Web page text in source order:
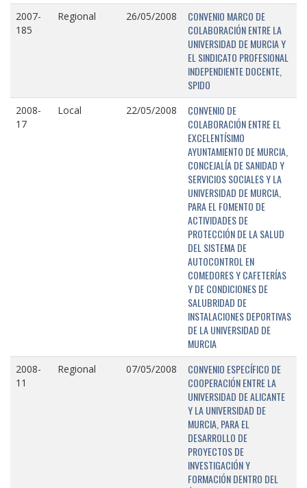
2007-
185
Regional 26/05/2008
CONVENIO MARCO DE
COLABORACIÓN ENTRE LA
UNIVERSIDAD DE MURCIA Y
EL SINDICATO PROFESIONAL
INDEPENDIENTE DOCENTE,
SPIDO
2008-
17
Local 22/05/2008
CONVENIO DE
COLABORACIÓN ENTRE EL
EXCELENTÍSIMO
AYUNTAMIENTO DE MURCIA,
CONCEJALÍA DE SANIDAD Y
SERVICIOS SOCIALES Y LA
UNIVERSIDAD DE MURCIA,
PARA EL FOMENTO DE
ACTIVIDADES DE
PROTECCIÓN DE LA SALUD
DEL SISTEMA DE
AUTOCONTROL EN
COMEDORES Y CAFETERÍAS
Y DE CONDICIONES DE
SALUBRIDAD DE
INSTALACIONES DEPORTIVAS
DE LA UNIVERSIDAD DE
MURCIA
2008-
11
Regional 07/05/2008
CONVENIO ESPECÍFICO DE
COOPERACIÓN ENTRE LA
UNIVERSIDAD DE ALICANTE
Y LA UNIVERSIDAD DE
MURCIA, PARA EL
DESARROLLO DE
PROYECTOS DE
INVESTIGACIÓN Y
FORMACIÓN DENTRO DEL